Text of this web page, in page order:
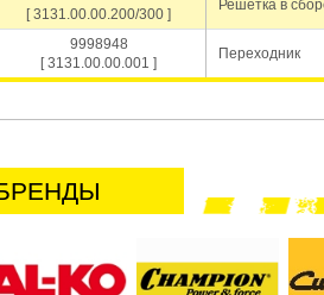
[ 3131.00.00.200/300 ]
Решетка в
9998948
[ 3131.00.00.001 ]
Переходник